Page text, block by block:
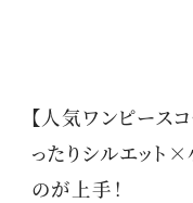
【人気ワンピース
ったりシルエット
のが上手！